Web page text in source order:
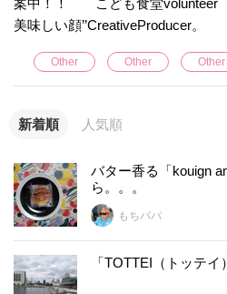
美味しい顔’’CreativeProducer。
Other Other Other
新着順 人気順
バター香る「kouign
ら。。。
もちパパ
「TOTTEI（トッテ